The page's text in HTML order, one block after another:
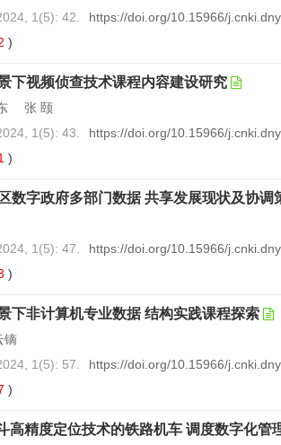
1(5): 42.
https://doi.org/10.15966/
)
下视频侦查技术课程内容建设研究
张 颐
1(5): 43.
https://doi.org/10.15966/
)
数字政府多部门数据 共享发展现状及协调
1(5): 47.
https://doi.org/10.15966/
)
下非计算机专业数据 结构实践课程探索
1(5): 57.
https://doi.org/10.15966/
)
高精度定位技术的铁路机车 调度数字化管